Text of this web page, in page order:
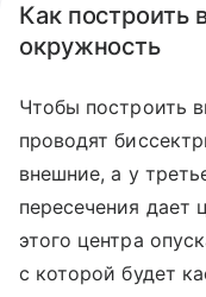
Как построить
окружность
Чтобы построить
проводят
внешние, а у
пересечения дает
этого центра
с которой будет